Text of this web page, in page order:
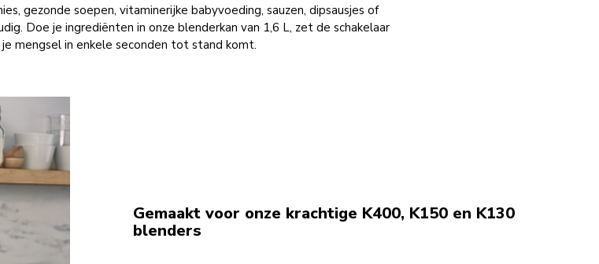
gezonde soepen, vitaminerijke babyvoeding, sauzen, dipsausjes of
Doe je ingrediënten in onze blenderkan van 1,6 L, zet de schakelaar
mengsel in enkele seconden tot stand komt.
Gemaakt voor onze krachtige K400, K150 en K130
blenders